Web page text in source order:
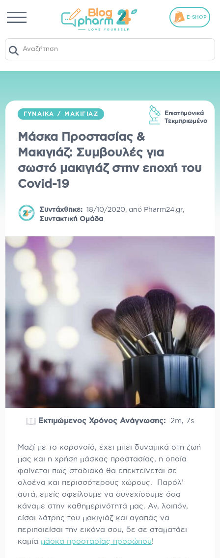
E-SHOP
ΓΥΝΑΊΚΑ / ΜΑΚΙΓΙΆΖ
Μάσκα Προστασίας &
Μακιγιάζ: Συμβουλές για
σωστό μακιγιάζ στην εποχή του
Covid-19
Συντάχθηκε: 18/10/2020,από Pharm24.gr,
Συντακτική Ομάδα
Επιστημονικά
Τεκμηριωμένο
Εκτιμώμενος Χρόνος Ανάγνωσης: 2m, 7s
Μαζί με το κορονοϊό, έχει μπει δυναμικά στη ζωή
μας και η χρήση μάσκας προστασίας, η οποία
φαίνεται πως σταδιακά θα επεκτείνεται σε
ολοένα και περισσότερους χώρους. Παρόλ’
αυτά, εμείς οφείλουμε να συνεχίσουμε όσα
κάναμε στην καθημερινότητά μας. Αν, λοιπόν,
είσαι λάτρης του μακιγιάζ και αγαπάς να
περιποιείσαι την εικόνα σου, δε σε σταματάει
καμία μάσκα προστασίας προσώπου!